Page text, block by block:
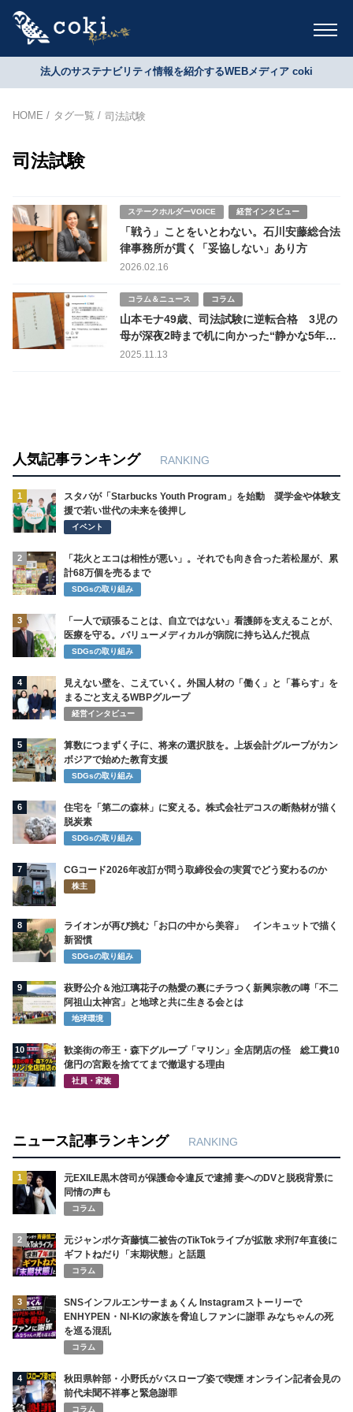
法人のサステナビリティ情報を紹介するWEBメディア coki
HOME タグ一覧 司法試験
司法試験
ステークホルダーVOICE 経営インタビュー
「戦う」ことをいとわない。石川安藤総合法
律事務所が貫く「妥協しない」あり方
2026.02.16
コラム＆ニュース コラム
山本モナ49歳、司法試験に逆転合格 3児の
母が深夜2時まで机に向かった“静かな5年戦
争”とは
2025.11.13
人気記事ランキング RANKING
1
スタバが「Starbucks Youth Program」を始動 奨学金や体験支
援で若い世代の未来を後押し
イベント
2
「花火とエコは相性が悪い」。それでも向き合った若松屋が、累
計68万個を売るまで
SDGsの取り組み
3
「一人で頑張ることは、自立ではない」看護師を支えることが、
医療を守る。バリューメディカルが病院に持ち込んだ視点
SDGsの取り組み
4
見えない壁を、こえていく。外国人材の「働く」と「暮らす」を
まるごと支えるWBPグループ
経営インタビュー
5
算数につまずく子に、将来の選択肢を。上坂会計グループがカン
ボジアで始めた教育支援
SDGsの取り組み
6
住宅を「第二の森林」に変える。株式会社デコスの断熱材が描く
脱炭素
SDGsの取り組み
7 CGコード2026年改訂が問う取締役会の実質でどう変わるのか
株主
8
ライオンが再び挑む「お口の中から美容」 インキュットで描く
新習慣
SDGsの取り組み
9
萩野公介＆池江璃花子の熱愛の裏にチラつく新興宗教の噂「不二
阿祖山太神宮」と地球と共に生きる会とは
地球環境
10
歓楽街の帝王・森下グループ「マリン」全店閉店の怪 総工費10
億円の宮殿を捨ててまで撤退する理由
社員・家族
ニュース記事ランキング RANKING
1
元EXILE黒木啓司が保護命令違反で逮捕 妻へのDVと脱税背景に
同情の声も
コラム
2
元ジャンポケ斉藤慎二被告のTikTokライブが拡散 求刑7年直後に
ギフトねだり「末期状態」と話題
コラム
3
SNSインフルエンサーまぁくん Instagramストーリーで
ENHYPEN・NI-KIの家族を脅迫しファンに謝罪 みなちゃんの死
を巡る混乱
コラム
4
秋田県幹部・小野氏がバスローブ姿で喫煙 オンライン記者会見の
前代未聞不祥事と緊急謝罪
コラム